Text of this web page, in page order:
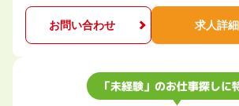
お問い合わせ 求人詳
「未経験」のお仕事探しに